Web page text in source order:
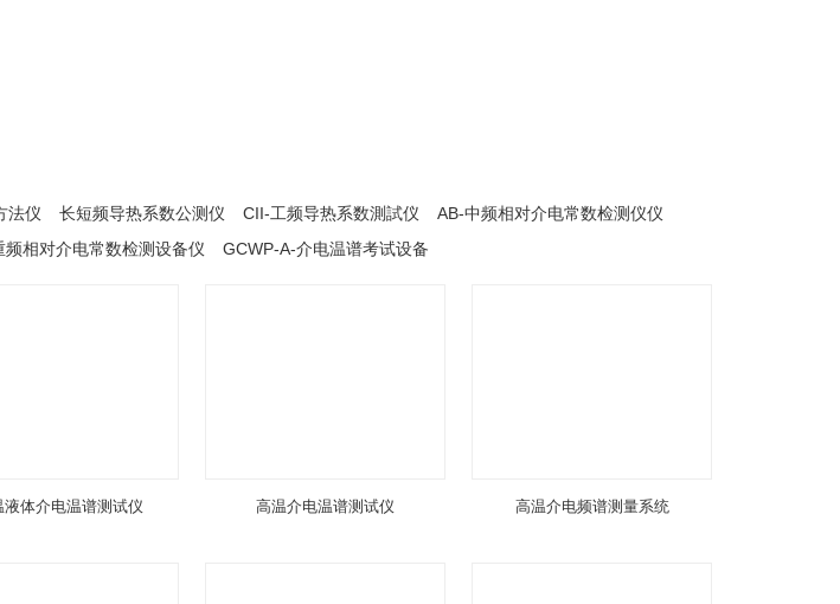
法仪 长短频导热系数公测仪 CII-工频导热系数測試仪
AB-中频相对介电常数检测仪仪
频相对介电常数检测设备仪 GCWP-A-介电温谱考试设备
液体介电温谱测试仪 高温介电温谱测试仪 高温介电频谱测量系统